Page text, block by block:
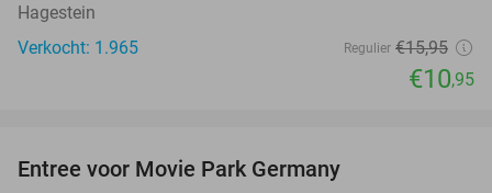
Hagestein
Verkocht: 1.965
Regulier €15,95
€10,95
Entree voor Movie Park Germany